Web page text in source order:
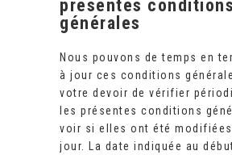
présentes conditions
générales
Nous pouvons de temps en
à jour ces conditions
votre devoir de vérifier
les présentes conditions
voir si elles ont été
jour. La date indiquée au